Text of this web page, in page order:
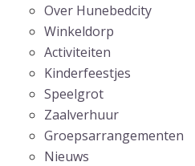
Over Hunebedcity
Winkeldorp
Activiteiten
Kinderfeestjes
Speelgrot
Zaalverhuur
Groepsarrangementen
Nieuws